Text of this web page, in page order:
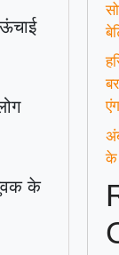
के
के